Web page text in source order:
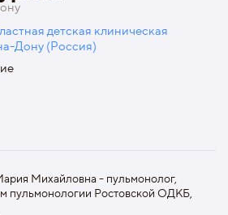
детская клиническая
Дону (Россия)
Михайловна - пульмонолог,
пульмонологии Ростовской ОДКБ,